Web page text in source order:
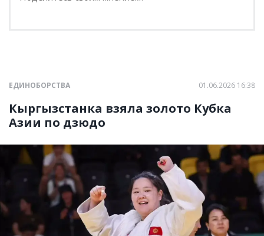
ЕДИНОБОРСТВА 01.06.2026 16:38
Кыргызстанка взяла золото Кубка
Азии по дзюдо